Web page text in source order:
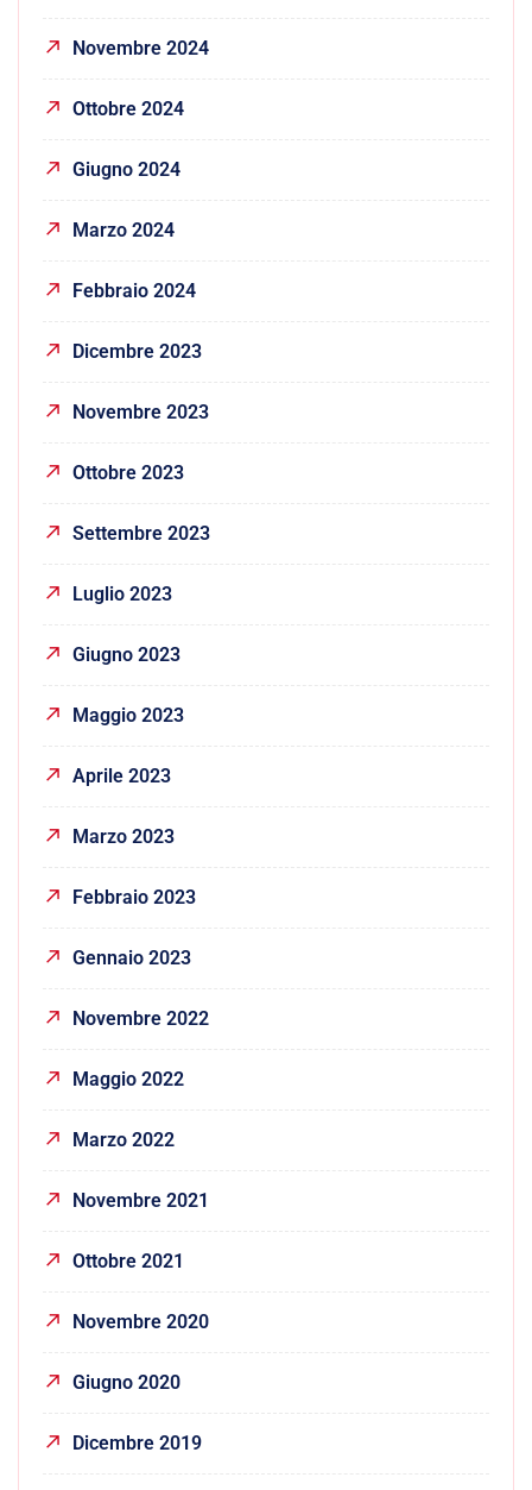
Novembre 2024
Ottobre 2024
Giugno 2024
Marzo 2024
Febbraio 2024
Dicembre 2023
Novembre 2023
Ottobre 2023
Settembre 2023
Luglio 2023
Giugno 2023
Maggio 2023
Aprile 2023
Marzo 2023
Febbraio 2023
Gennaio 2023
Novembre 2022
Maggio 2022
Marzo 2022
Novembre 2021
Ottobre 2021
Novembre 2020
Giugno 2020
Dicembre 2019